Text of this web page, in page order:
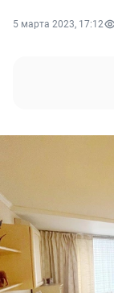
5 марта 2023, 17:12